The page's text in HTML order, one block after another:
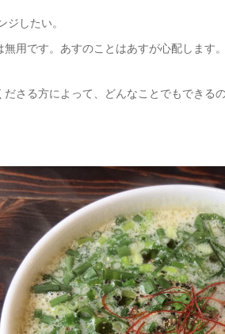
したい。
無用です。あすのことはあすが心配しま
ださる方によって、どんなことでもできる